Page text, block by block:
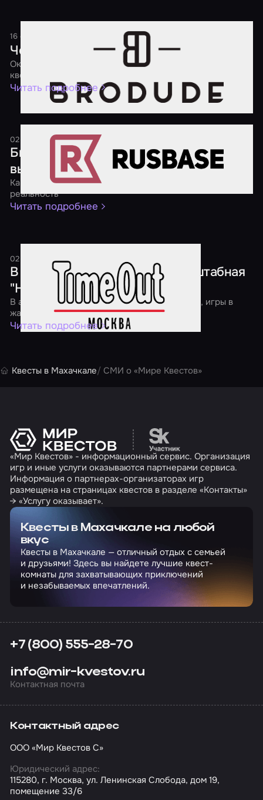
16 сентября 2016
Чем заняться на выходных
Окажись внутри фильма ужасов и поработай мозгами в
квесте
Читать подробнее
02 августа 20161 минута
Бизнес на квестах: входить или
выходить?
Как заработать на воплощении компьютерных игр в
реальность
Читать подробнее
02 апреля 20161 минута
В Москве пройдет первая масштабная
"Ночь квестов"
В акции участвуют классические квест-игры, игры в
жанре перформанс и экшн
Читать подробнее
Квесты в Махачкале СМИ о «Мире Квестов»
Перейти на сайт
«Мир Квестов» - информационный сервис. Организация
игр и иные услуги оказываются партнерами сервиса.
Информация о партнерах-организаторах игр
размещена на страницах квестов в разделе «Контакты»
→ «Услугу оказывает».
Квесты в Махачкале на любой
вкус
Квесты в Махачкале — отличный отдых с семьей
и друзьями! Здесь вы найдете лучшие квест-
комнаты для захватывающих приключений
и незабываемых впечатлений.
+7 (800) 555-28-70
info@mir-kvestov.ru
Контактная почта
Контактный адрес
ООО «Мир Квестов С»
Юридический адрес:
115280, г. Москва, ул. Ленинская Слобода, дом 19,
помещение 33/6